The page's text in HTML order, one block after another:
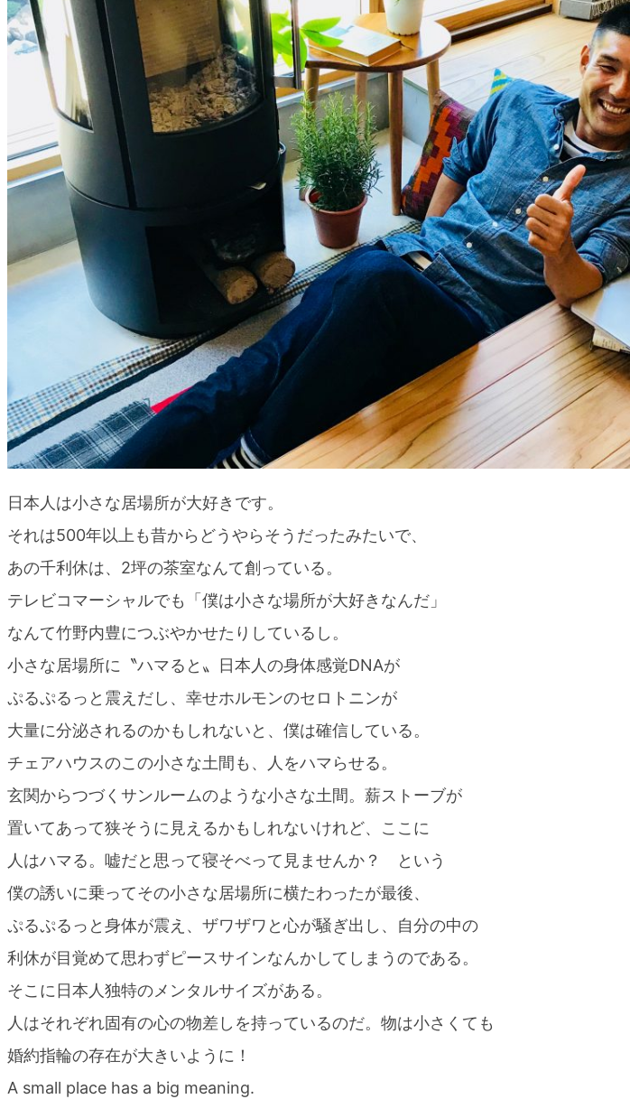
日本人は小さな居場所が大好きです。
それは500年以上も昔からどうやらそうだったみたいで、
あの千利休は、2坪の茶室なんて創っている。
テレビコマーシャルでも「僕は小さな場所が大好きなんだ」
なんて竹野内豊につぶやかせたりしているし。
小さな居場所に〝ハマると〟日本人の身体感覚DNAが
ぷるぷるっと震えだし、幸せホルモンのセロトニンが
大量に分泌されるのかもしれないと、僕は確信している。
チェアハウスのこの小さな土間も、人をハマらせる。
玄関からつづくサンルームのような小さな土間。薪ストーブが
置いてあって狭そうに見えるかもしれないけれど、ここに
人はハマる。嘘だと思って寝そべって見ませんか？ という
僕の誘いに乗ってその小さな居場所に横たわったが最後、
ぷるぷるっと身体が震え、ザワザワと心が騒ぎ出し、自分の中の
利休が目覚めて思わずピースサインなんかしてしまうのである。
そこに日本人独特のメンタルサイズがある。
人はそれぞれ固有の心の物差しを持っているのだ。物は小さくても
婚約指輪の存在が大きいように！
A small place has a big meaning.